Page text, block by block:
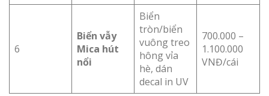
6
Biển vẫy
Mica hút
nổi
Biển
tròn/biển
vuông treo
hông vỉa
hè, dán
decal in UV
700.000 –
1.100.000
VNĐ/cái